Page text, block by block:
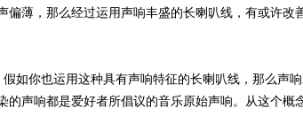
偏薄，那么经过运用声响丰盛的长喇叭线，有或许改
你也运用这种具有声响特征的长喇叭线，那么声响
的声响都是爱好者所倡议的音乐原始声响。从这个概